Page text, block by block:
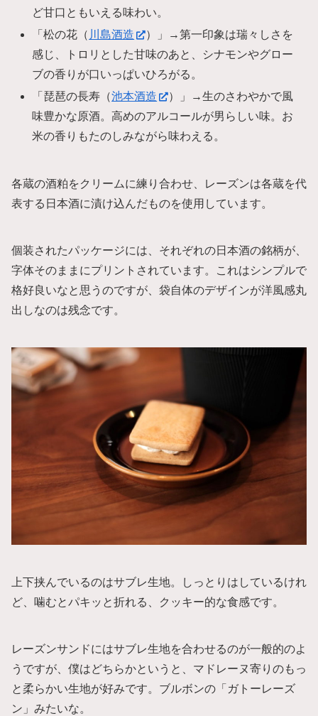
ど甘口ともいえる味わい。
「松の花（ 川島酒造
）」→第一印象は瑞々しさを
感じ、トロリとした甘味のあと、シナモンやグロー
ブの香りが口いっぱいひろがる。
「琵琶の長寿（池本酒造
）」→生のさわやかで風
味豊かな原酒。高めのアルコールが男らしい味。お
米の香りもたのしみながら味わえる。
各蔵の酒粕をクリームに練り合わせ、レーズンは各蔵を代
表する日本酒に漬け込んだものを使用しています。
個装されたパッケージには、それぞれの日本酒の銘柄が、
字体そのままにプリントされています。これはシンプルで
格好良いなと思うのですが、袋自体のデザインが洋風感丸
出しなのは残念です。
上下挟んでいるのはサブレ生地。しっとりはしているけれ
ど、噛むとパキッと折れる、クッキー的な食感です。
レーズンサンドにはサブレ生地を合わせるのが一般的のよ
うですが、僕はどちらかというと、マドレーヌ寄りのもっ
と柔らかい生地が好みです。ブルボンの「ガトーレーズ
ン」みたいな。